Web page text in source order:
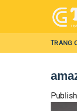
content
TRANG